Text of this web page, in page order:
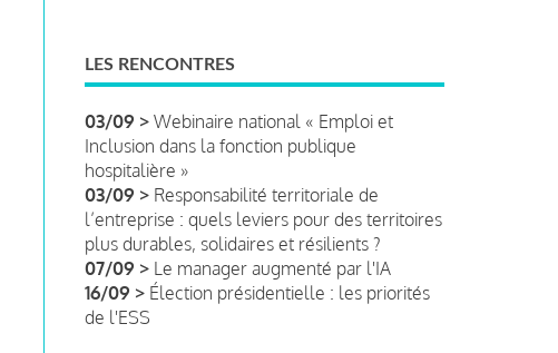
LES RENCONTRES
03/09 > Webinaire national « Emploi et
Inclusion dans la fonction publique
hospitalière »
03/09 > Responsabilité territoriale de
l’entreprise : quels leviers pour des territoires
plus durables, solidaires et résilients ?
07/09 > Le manager augmenté par l'IA
16/09 > Élection présidentielle : les priorités
de l'ESS